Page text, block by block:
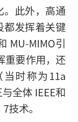
。此外，高通
都发挥着关键
MU-MIMO引
重要作用，还
当时称为11a
全体 IEEE和
技术。